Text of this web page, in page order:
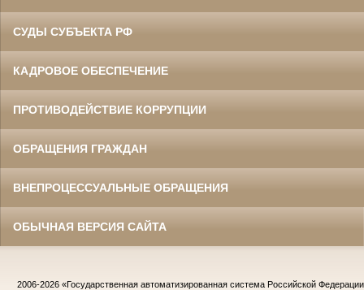
СУДЫ СУБЪЕКТА РФ
КАДРОВОЕ ОБЕСПЕЧЕНИЕ
ПРОТИВОДЕЙСТВИЕ КОРРУПЦИИ
ОБРАЩЕНИЯ ГРАЖДАН
ВНЕПРОЦЕССУАЛЬНЫЕ ОБРАЩЕНИЯ
ОБЫЧНАЯ ВЕРСИЯ САЙТА
2006-2026 «Государственная автоматизированная система Российской